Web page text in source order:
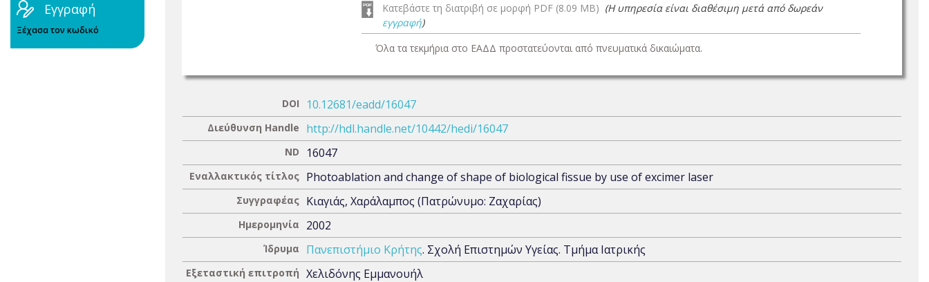
Εγγραφή
Ξέχασα τον κωδικό
Κατεβάστε τη διατριβή σε μορφή PDF (8.09 MB) (Η υπηρεσία είναι διαθέσιμη μετά από δωρεάν
εγγραφή)
Όλα τα τεκμήρια στο ΕΑΔΔ προστατεύονται από πνευματικά δικαιώματα.
DOI 10.12681/eadd/16047
Διεύθυνση Handle http://hdl.handle.net/10442/hedi/16047
ND 16047
Εναλλακτικός τίτλος Photoablation and change of shape of biological fissue by use of excimer laser
Συγγραφέας Κιαγιάς, Χαράλαμπος (Πατρώνυμο: Ζαχαρίας)
Ημερομηνία 2002
Ίδρυμα Πανεπιστήμιο Κρήτης. Σχολή Επιστημών Υγείας. Τμήμα Ιατρικής
Εξεταστική επιτροπή Χελιδόνης Εμμανουήλ